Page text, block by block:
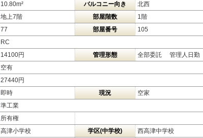
10.80m² バルコニー向き
北西
地上7階 部屋階数
1階
77 部屋番号
105
RC
14100円 管理形態
全部委託 管理人日勤
空有
27440円
即時 現況
空家
準工業
所有権
高津小学校 学区(中学校)
西高津中学校